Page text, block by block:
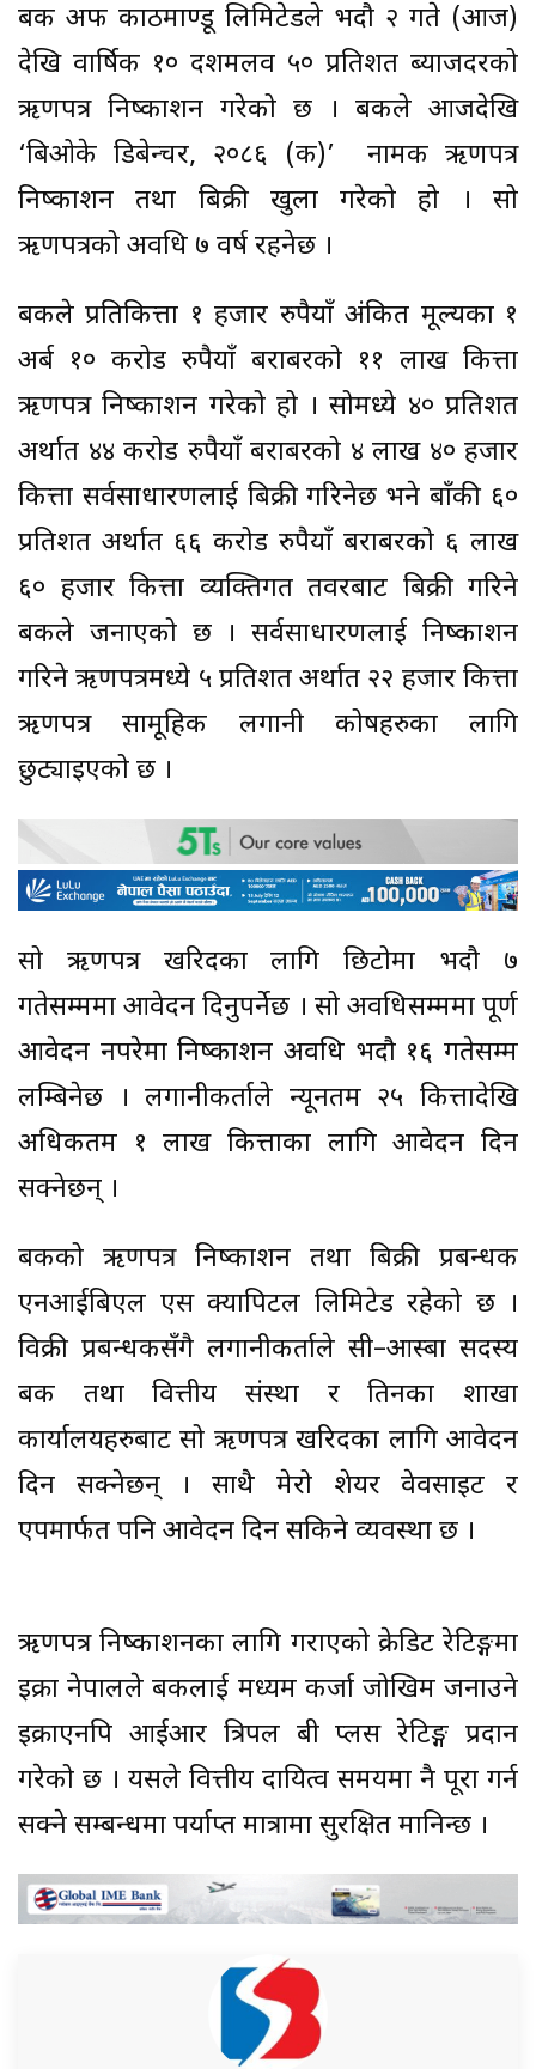
बैंक अफ काठमाण्डू लिमिटेडले भदौ २ गते (आज)
देखि वार्षिक १० दशमलव ५० प्रतिशत ब्याजदरको
ऋणपत्र निष्काशन गरेको छ । बैंकले आजदेखि
‘बिओके डिबेन्चर, २०८६ (क)’ नामक ऋणपत्र
निष्काशन तथा बिक्री खुला गरेकाे हो । सो
ऋणपत्रको अवधि ७ वर्ष रहनेछ ।
बैंकले प्रतिकित्ता १ हजार रुपैयाँ अंकित मूल्यका १
अर्ब १० करोड रुपैयाँ बराबरको ११ लाख कित्ता
ऋणपत्र निष्काशन गरेको हो । सोमध्ये ४० प्रतिशत
अर्थात ४४ करोड रुपैयाँ बराबरको ४ लाख ४० हजार
कित्ता सर्वसाधारणलाई बिक्री गरिनेछ भने बाँकी ६०
प्रतिशत अर्थात ६६ करोड रुपैयाँ बराबरको ६ लाख
६० हजार कित्ता व्यक्तिगत तवरबाट बिक्री गरिने
बैंकले जनाएको छ । सर्वसाधारणलाई निष्काशन
गरिने ऋणपत्रमध्ये ५ प्रतिशत अर्थात २२ हजार कित्ता
ऋणपत्र सामूहिक लगानी कोषहरुका लागि
छुट्याइएको छ ।
सो ऋणपत्र खरिदका लागि छिटोमा भदौ ७
गतेसम्ममा आवेदन दिनुपर्नेछ । सो अवधिसम्ममा पूर्ण
आवेदन नपरेमा निष्काशन अवधि भदौ १६ गतेसम्म
लम्बिनेछ । लगानीकर्ताले न्यूनतम २५ कित्तादेखि
अधिकतम १ लाख कित्ताका लागि आवेदन दिन
सक्नेछन् ।
बैंकको ऋणपत्र निष्काशन तथा बिक्री प्रबन्धक
एनआईबिएल एस क्यापिटल लिमिटेड रहेको छ ।
विक्री प्रबन्धकसँगै लगानीकर्ताले सी–आस्बा सदस्य
बैंक तथा वित्तीय संस्था र तिनका शाखा
कार्यालयहरुबाट सो ऋणपत्र खरिदका लागि आवेदन
दिन सक्नेछन् । साथै मेरो शेयर वेवसाइट र
एपमार्फत पनि आवेदन दिन सकिने व्यवस्था छ ।
ऋणपत्र निष्काशनका लागि गराएको क्रेडिट रेटिङ्गमा
इक्रा नेपालले बैंकलाई मध्यम कर्जा जोखिम जनाउने
इक्राएनपि आईआर त्रिपल बी प्लस रेटिङ्ग प्रदान
गरेको छ । यसले वित्तीय दायित्व समयमा नै पूरा गर्न
सक्ने सम्बन्धमा पर्याप्त मात्रामा सुरक्षित मानिन्छ ।